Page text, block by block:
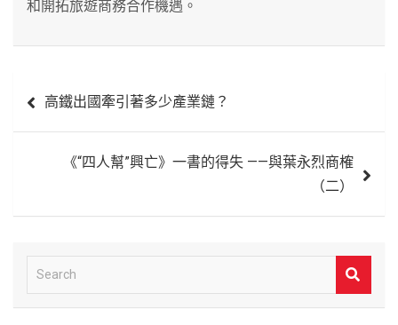
和開拓旅遊商務合作機遇。
章
高鐵出國牽引著多少產業鏈？
《“四人幫”興亡》一書的得失 ——與葉永烈商榷
（二）
e